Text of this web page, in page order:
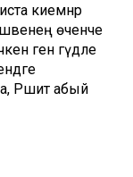
киемнәр
өченче
генә гәүдәле
Рәшит абый